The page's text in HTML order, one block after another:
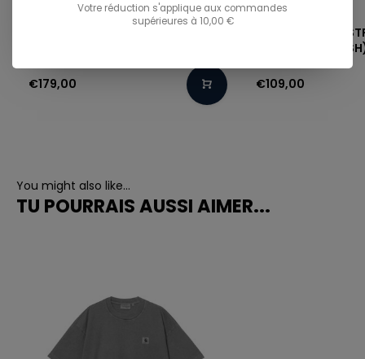
CARHARTT WIP
W' PERLA SWEATER - NATURAL
€179,00
CARHARTT WIP
W' PIERCE PANT
(DARK USED
€109,00
You might also like...
TU POURRAIS AUSSI AIMER...
Votre réduction s'applique aux commandes
supérieures à 10,00 €